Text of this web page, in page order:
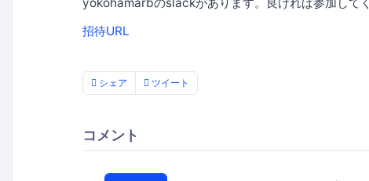
招待URL
シェア ツイート
コメント